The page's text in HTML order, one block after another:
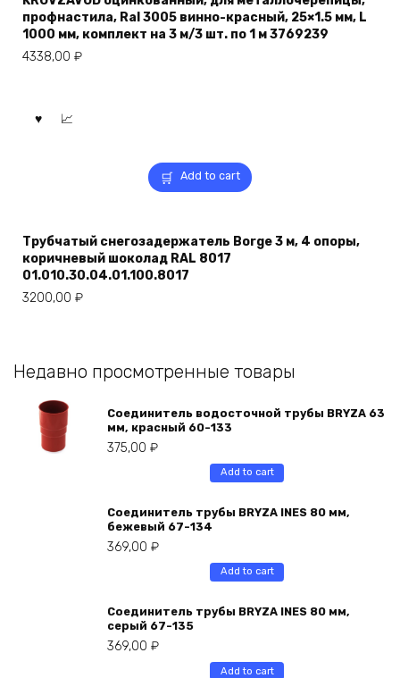
профнастила, Ral 3005 винно-красный, 25×1.5 мм, L
1000 мм, комплект на 3 м/3 шт. по 1 м 3769239
4338,00 ₽
Add to cart
Трубчатый снегозадержатель Borge 3 м, 4 опоры,
коричневый шоколад RAL 8017
01.010.30.04.01.100.8017
3200,00 ₽
Недавно просмотренные товары
Соединитель водосточной трубы BRYZA 63
мм, краcный 60-133
375,00 ₽
Add to cart
Соединитель трубы BRYZA INES 80 мм,
бежевый 67-134
369,00 ₽
Add to cart
Соединитель трубы BRYZA INES 80 мм,
серый 67-135
369,00 ₽
Add to cart